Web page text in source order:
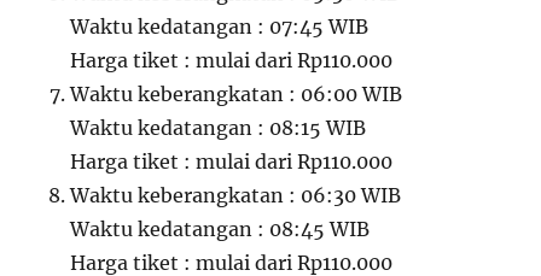
Waktu kedatangan : 07:45 WIB
Harga tiket : mulai dari Rp110.000
Waktu keberangkatan : 06:00 WIB
Waktu kedatangan : 08:15 WIB
Harga tiket : mulai dari Rp110.000
Waktu keberangkatan : 06:30 WIB
Waktu kedatangan : 08:45 WIB
Harga tiket : mulai dari Rp110.000